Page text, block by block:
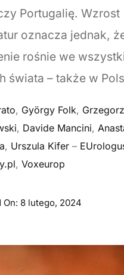
Portugalię. Wzrost
oznacza jednak,
rośnie we
świata – także w
, György Folk, Grzegorz
, Davide Mancini,
, Urszula Kifer –
,Voxeurop
On: 8 lutego, 2024